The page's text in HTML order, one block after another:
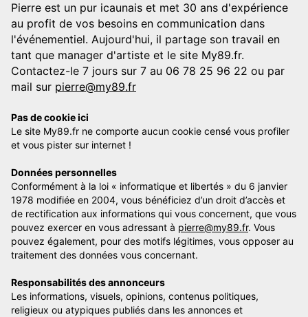
Pierre est un pur icaunais et met 30 ans d'expérience
au profit de vos besoins en communication dans
l'événementiel. Aujourd'hui, il partage son travail en
tant que manager d'artiste et le site My89.fr.
Contactez-le 7 jours sur 7 au 06 78 25 96 22 ou par
mail sur pierre@my89.fr
Pas de cookie ici
Le site My89.fr ne comporte aucun cookie censé vous profiler
et vous pister sur internet !
Données personnelles
Conformément à la loi « informatique et libertés » du 6 janvier
1978 modifiée en 2004, vous bénéficiez d’un droit d’accès et
de rectification aux informations qui vous concernent, que vous
pouvez exercer en vous adressant à pierre@my89.fr. Vous
pouvez également, pour des motifs légitimes, vous opposer au
traitement des données vous concernant.
Responsabilités des annonceurs
Les informations, visuels, opinions, contenus politiques,
religieux ou atypiques publiés dans les annonces et